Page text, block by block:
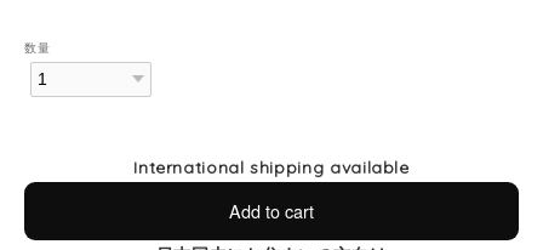
数量
International shipping available
Add to cart